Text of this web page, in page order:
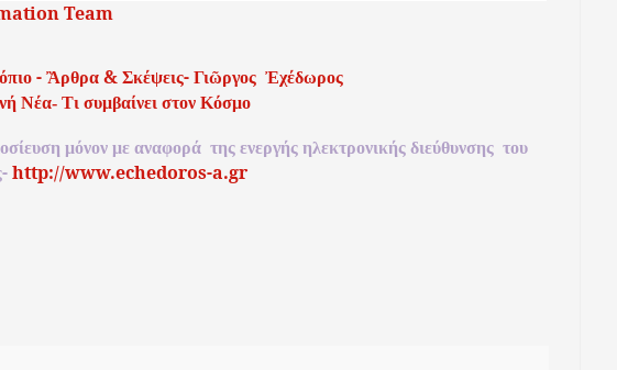
Team
- Ἂρθρα & Σκέψεις- Γιῶργος Ἐχέδωρος
Νέα- Τι συμβαίνει στον Κόσμο
μόνον με αναφορά της ενεργής ηλεκτρονικής διεύθυνσης του
-http://www.echedoros-a.gr